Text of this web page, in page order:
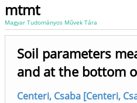
mtmt
Magyar Tudományos Művek Tára
Soil parameters
and at the bottom
Centeri, Csaba [Centeri,